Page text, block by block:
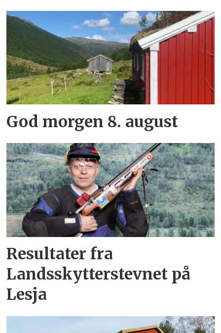
God morgen 8. august
Resultater fra
Landsskytterstevnet på
Lesja